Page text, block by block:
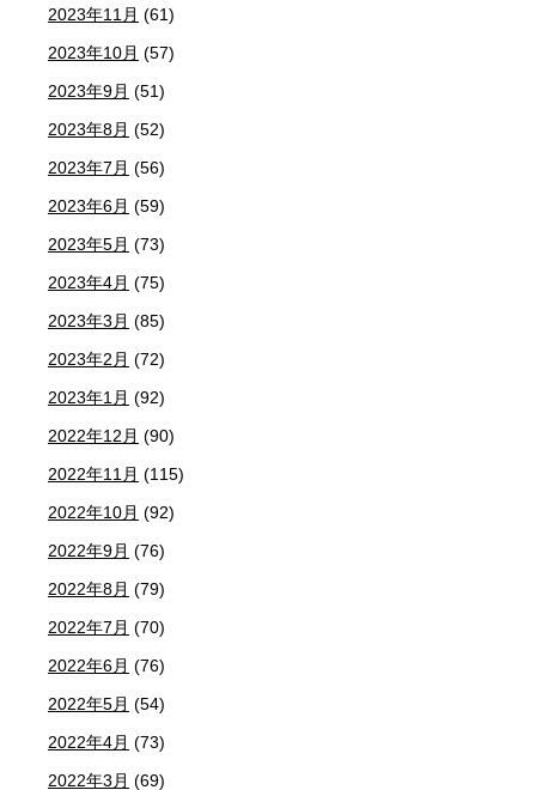
2023年11月 (61)
2023年10月 (57)
2023年9月 (51)
2023年8月 (52)
2023年7月 (56)
2023年6月 (59)
2023年5月 (73)
2023年4月 (75)
2023年3月 (85)
2023年2月 (72)
2023年1月 (92)
2022年12月 (90)
2022年11月 (115)
2022年10月 (92)
2022年9月 (76)
2022年8月 (79)
2022年7月 (70)
2022年6月 (76)
2022年5月 (54)
2022年4月 (73)
2022年3月 (69)